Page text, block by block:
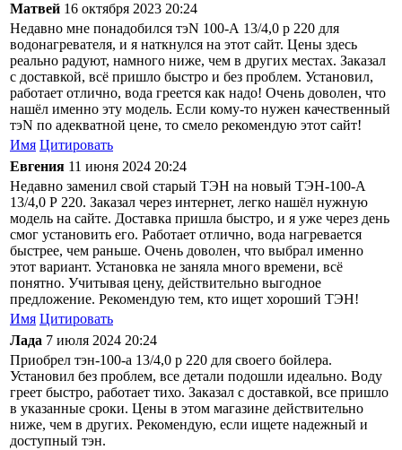
Матвей 16 октября 2023 20:24
Недавно мне понадобился тэN 100-А 13/4,0 р 220 для
водонагревателя, и я наткнулся на этот сайт. Цены здесь
реально радуют, намного ниже, чем в других местах. Заказал
с доставкой, всё пришло быстро и без проблем. Установил,
работает отлично, вода греется как надо! Очень доволен, что
нашёл именно эту модель. Если кому-то нужен качественный
тэN по адекватной цене, то смело рекомендую этот сайт!
Имя Цитировать
Евгения 11 июня 2024 20:24
Недавно заменил свой старый ТЭН на новый ТЭН-100-А
13/4,0 Р 220. Заказал через интернет, легко нашёл нужную
модель на сайте. Доставка пришла быстро, и я уже через день
смог установить его. Работает отлично, вода нагревается
быстрее, чем раньше. Очень доволен, что выбрал именно
этот вариант. Установка не заняла много времени, всё
понятно. Учитывая цену, действительно выгодное
предложение. Рекомендую тем, кто ищет хороший ТЭН!
Имя Цитировать
Лада 7 июля 2024 20:24
Приобрел тэн-100-а 13/4,0 р 220 для своего бойлера.
Установил без проблем, все детали подошли идеально. Воду
греет быстро, работает тихо. Заказал с доставкой, все пришло
в указанные сроки. Цены в этом магазине действительно
ниже, чем в других. Рекомендую, если ищете надежный и
доступный тэн.